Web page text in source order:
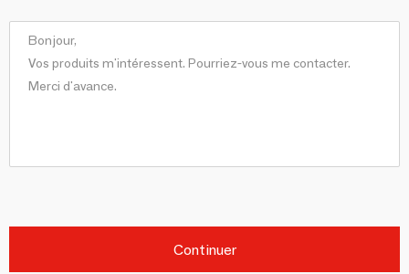
Continuer